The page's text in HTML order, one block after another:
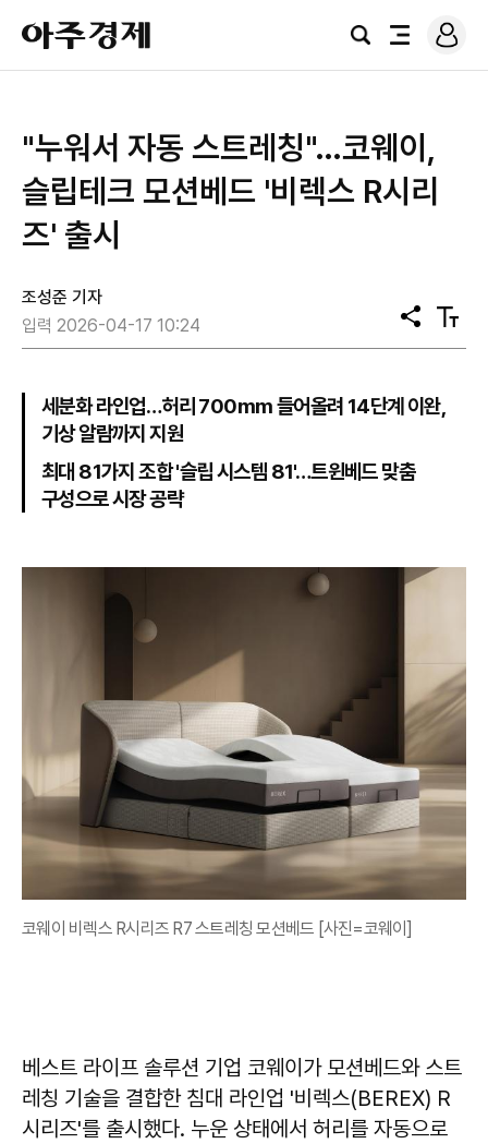
아
주
경
검
전
로
그
"누워서 자동 스트레칭"…코웨이,
슬립테크 모션베드 '비렉스 R시리
즈' 출시
조성준 기자
입력 2026-04-17 10:24
공
유
텍
스
세분화 라인업…허리 700mm 들어올려 14단계 이완,
기상 알람까지 지원
최대 81가지 조합 '슬립 시스템 81'…트윈베드 맞춤
구성으로 시장 공략
코웨이 비렉스 R시리즈 R7 스트레칭 모션베드 [사진=코웨이]
베스트 라이프 솔루션 기업 코웨이가 모션베드와 스트
레칭 기술을 결합한 침대 라인업 '비렉스(BEREX) R
시리즈'를 출시했다. 누운 상태에서 허리를 자동으로